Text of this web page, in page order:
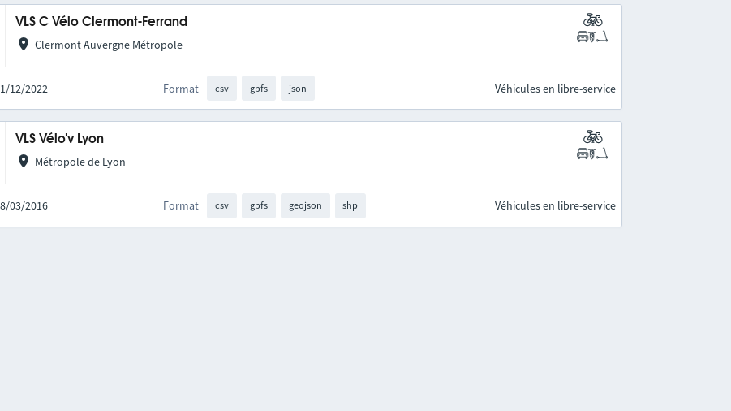
VLS C Vélo Clermont-Ferrand
Clermont Auvergne Métropole
12/2022 Format csv gbfs json Véhicules en libre-service
VLS Vélo'v Lyon
Métropole de Lyon
03/2016 Format csv gbfs geojson shp Véhicules en libre-service